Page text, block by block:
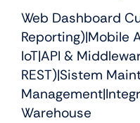
Web Dashboard
Reporting)|Mobile
IoT|API &
REST)|Sistem
Warehouse